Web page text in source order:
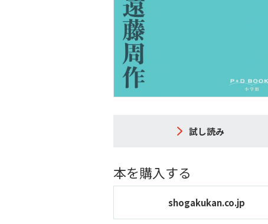
試し読み
本を購入する
shogakukan.co.jp